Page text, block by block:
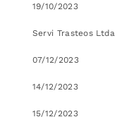
19/10/2023
Servi Trasteos Ltda
07/12/2023
14/12/2023
15/12/2023